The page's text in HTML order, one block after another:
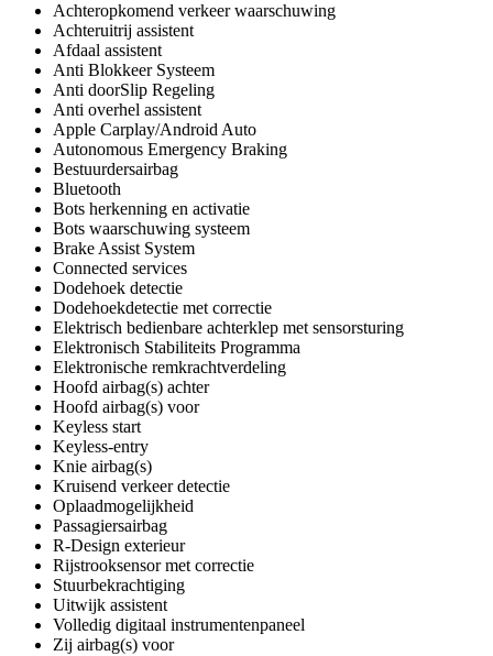
Achteropkomend verkeer waarschuwing
Achteruitrij assistent
Afdaal assistent
Anti Blokkeer Systeem
Anti doorSlip Regeling
Anti overhel assistent
Apple Carplay/Android Auto
Autonomous Emergency Braking
Bestuurdersairbag
Bluetooth
Bots herkenning en activatie
Bots waarschuwing systeem
Brake Assist System
Connected services
Dodehoek detectie
Dodehoekdetectie met correctie
Elektrisch bedienbare achterklep met sensorsturing
Elektronisch Stabiliteits Programma
Elektronische remkrachtverdeling
Hoofd airbag(s) achter
Hoofd airbag(s) voor
Keyless start
Keyless-entry
Knie airbag(s)
Kruisend verkeer detectie
Oplaadmogelijkheid
Passagiersairbag
R-Design exterieur
Rijstrooksensor met correctie
Stuurbekrachtiging
Uitwijk assistent
Volledig digitaal instrumentenpaneel
Zij airbag(s) voor